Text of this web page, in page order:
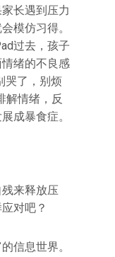
长遇到压力
模仿习得。
过去，孩子
绪的不良感
哭了，别烦
解情绪，反
成暴食症。
来释放压
对吧？
信息世界。